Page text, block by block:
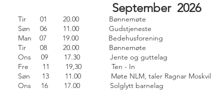
September 2026
Tir 01 20.00 Bønnemøte
Søn 06 11.00 Gudstjeneste
Man 07 19.00 Bedehusforening
Tir 08 20.00 Bønnemøte
Ons 09 17.30 Jente og guttelag
Fre 11 19,30 Ten - In
Søn 13 11.00 Møte NLM, taler Ragnar Moskvil
Ons 16 17.00 Solglytt barnelag